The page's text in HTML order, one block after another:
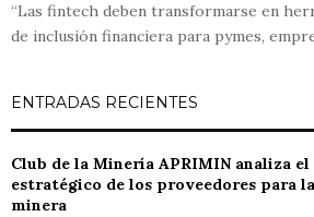
“Las fintech deben transformarse en
de inclusión financiera para pymes,
ENTRADAS RECIENTES
Club de la Minería APRIMIN analiza
estratégico de los proveedores para
minera